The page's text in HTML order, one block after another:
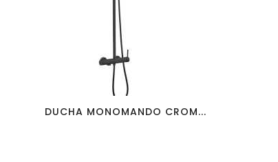
favorite_border
DUCHA MONOMANDO CROM...